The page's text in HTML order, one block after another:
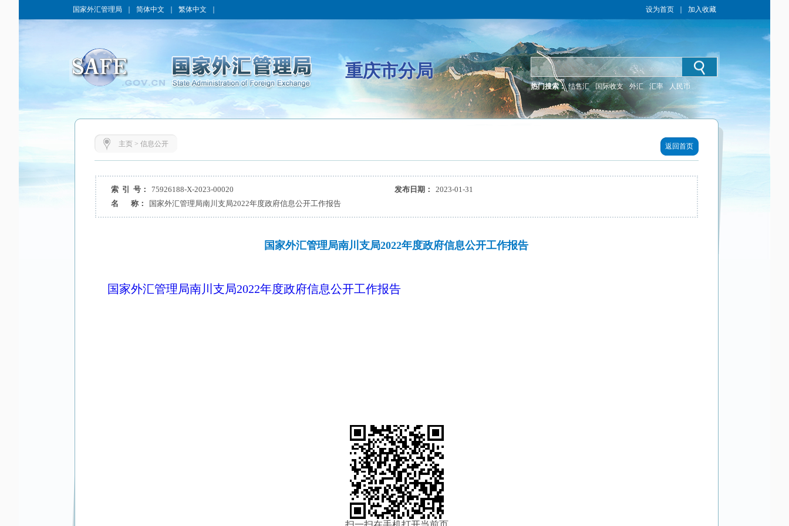
国家外汇管理局 简体中文 繁体中文 设为首页 加入收藏
重庆市分局
热门搜索： 结售汇 国际收支 外汇 汇率 人民币
主页> 信息公开 返回首页
索 引 号： 75926188-X-2023-00020 发布日期：
2023-01-31
名 称：
国家外汇管理局南川支局2022年度政府信息公开工作报告
国家外汇管理局南川支局2022年度政府信息公开工作报告
国家外汇管理局南川支局2022年度政府信息公开工作报告